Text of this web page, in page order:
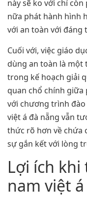
này sẽ ko với chỉ
nữa phát hành hình
với an toàn với đáng
Cuối với, việc giáo
dùng an toàn là
trong kế hoạch giải
quan chổ chính giữa
với chương trình
việt á đà nẵng vẫn
thức rõ hơn về chứa
sự gắn kết với lòng
Lợi ích
nam việt